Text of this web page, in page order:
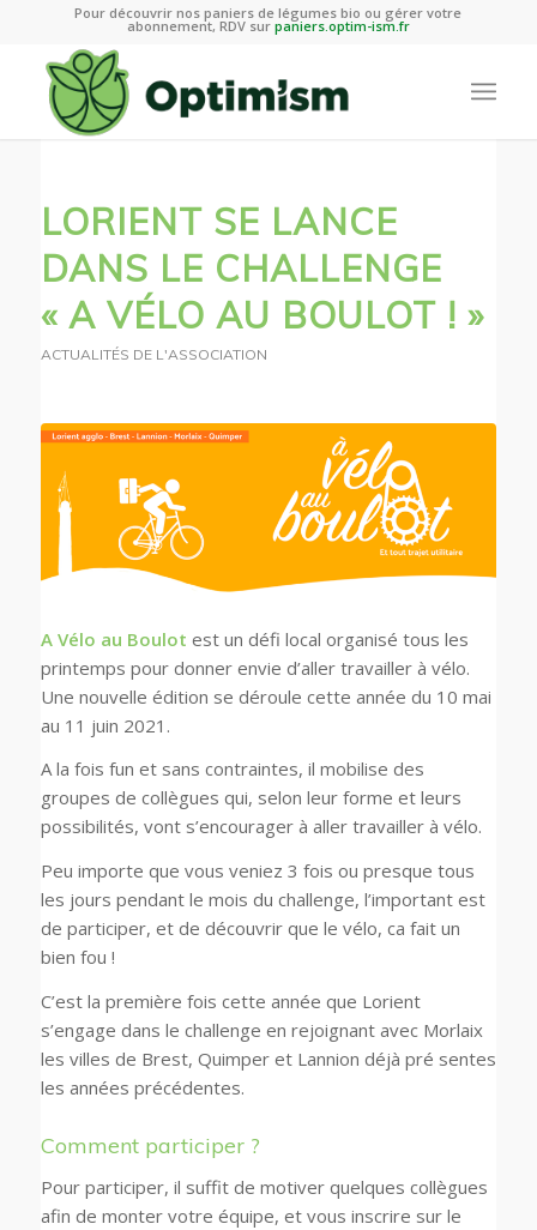
Pour découvrir nos paniers de légumes bio ou gérer votre
abonnement, RDV sur paniers.optim-ism.fr
LORIENT SE LANCE
DANS LE CHALLENGE
« A VÉLO AU BOULOT ! »
ACTUALITÉS DE L'ASSOCIATION
A Vélo au Boulot est un défi local organisé tous les
printemps pour donner envie d’aller travailler à vélo.
Une nouvelle édition se déroule cette année du 10 mai
au 11 juin 2021.
A la fois fun et sans contraintes, il mobilise des
groupes de collègues qui, selon leur forme et leurs
possibilités, vont s’encourager à aller travailler à vélo.
Peu importe que vous veniez 3 fois ou presque tous
les jours pendant le mois du challenge, l’important est
de participer, et de découvrir que le vélo, ca fait un
bien fou !
C’est la première fois cette année que Lorient
s’engage dans le challenge en rejoignant avec Morlaix
les villes de Brest, Quimper et Lannion déjà pré sentes
les années précédentes.
Comment participer ?
Pour participer, il suffit de motiver quelques collègues
afin de monter votre équipe, et vous inscrire sur le